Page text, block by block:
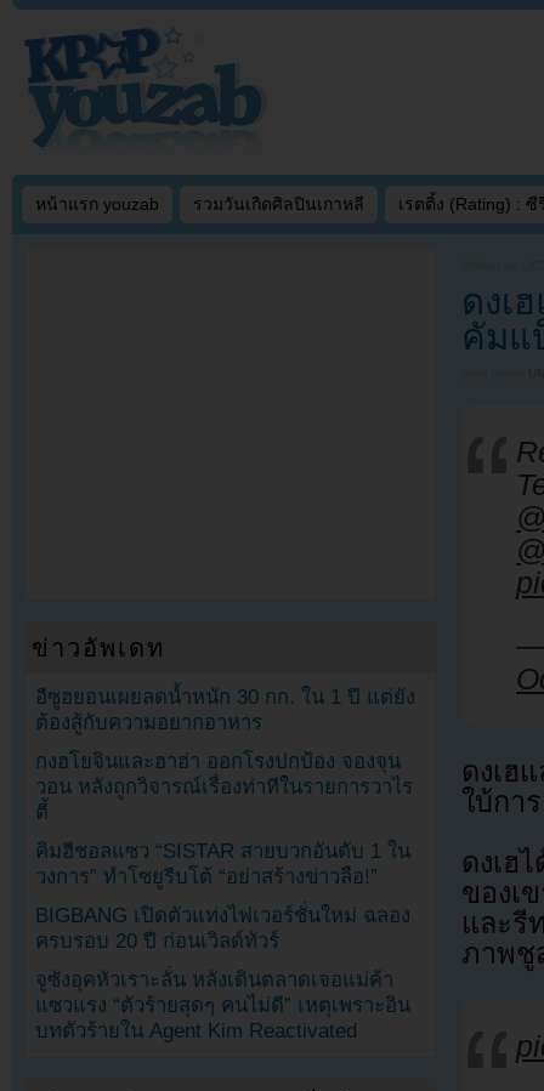
หน้าแรก youzab รวมวันเกิดศิลปินเกาหลี เรตติ้ง (Rating) : ซี
ดงเ
คัมแ
—
ดงเฮ
ใบ้กา
ดงเฮ
ของเ
และรี
ภาพชู
ข่าวอัพเดท
อีซูฮยอนเผยลดน้ำหนัก 30 กก. ใน 1 ปี แต่ยัง
ต้องสู้กับความอยากอาหาร
กงฮโยจินและฮาฮ่า ออกโรงปกป้อง จองจุน
วอน หลังถูกวิจารณ์เรื่องท่าทีในรายการวาไร
ตี้
คิมฮีชอลแซว “SISTAR สายบวกอันดับ 1 ใน
วงการ” ทำโซยูรีบโต้ “อย่าสร้างข่าวลือ!”
BIGBANG เปิดตัวแท่งไฟเวอร์ชั่นใหม่ ฉลอง
ครบรอบ 20 ปี ก่อนเวิลด์ทัวร์
จูซังอุคหัวเราะลั่น หลังเดินตลาดเจอแม่ค้า
แซวแรง “ตัวร้ายสุดๆ คนไม่ดี” เหตุเพราะอิน
บทตัวร้ายใน Agent Kim Reactivated